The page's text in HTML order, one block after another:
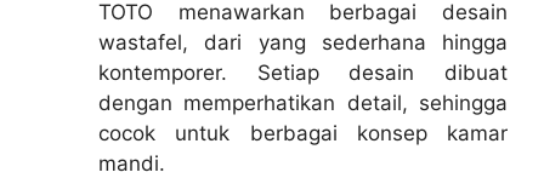
TOTO menawarkan berbagai desain
wastafel, dari yang sederhana hingga
kontemporer. Setiap desain dibuat
dengan memperhatikan detail, sehingga
cocok untuk berbagai konsep kamar
mandi.